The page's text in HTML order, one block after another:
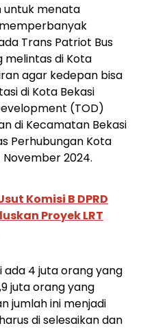
untuk menata
Trans Patriot Bus
melintas di Kota
agar kedepan bisa
di Kota Bekasi
(TOD)
di Kecamatan Bekasi
Perhubungan Kota
November 2024.
Komisi B DPRD
Proyek LRT
4 juta orang yang
juta orang yang
jumlah ini menjadi
di selesaikan dan